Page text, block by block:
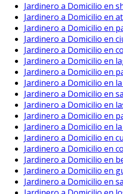
Jardinero a Domicilio en
Jardinero a Domicilio en
Jardinero a Domicilio en
Jardinero a Domicilio en
Jardinero a Domicilio en
Jardinero a Domicilio en
Jardinero a Domicilio en
Jardinero a Domicilio en
Jardinero a Domicilio en
Jardinero a Domicilio en
Jardinero a Domicilio en
Jardinero a Domicilio en
Jardinero a Domicilio en
Jardinero a Domicilio en
Jardinero a Domicilio en
Jardinero a Domicilio en
Jardinero a Domicilio en